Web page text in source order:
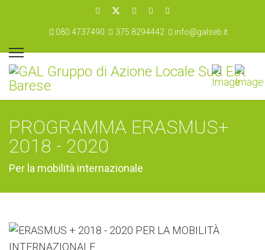
080 4737490 375 8294442 info@galseb.it
PROGRAMMA ERASMUS+
2018 - 2020
Per la mobilità internazionale